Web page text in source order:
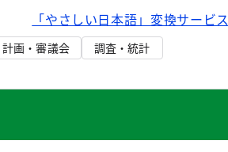
「やさしい日本語」変換サービス
画・審議会
調査・統計